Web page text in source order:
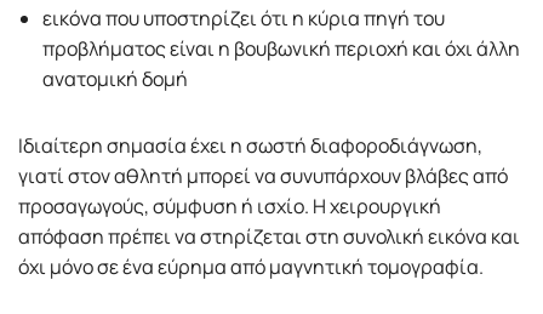
εικόνα που υποστηρίζει ότι η κύρια πηγή του
προβλήματος είναι η βουβωνική περιοχή και όχι άλλη
ανατομική δομή
Ιδιαίτερη σημασία έχει η σωστή διαφοροδιάγνωση,
γιατί στον αθλητή μπορεί να συνυπάρχουν βλάβες από
προσαγωγούς, σύμφυση ή ισχίο. Η χειρουργική
απόφαση πρέπει να στηρίζεται στη συνολική εικόνα και
όχι μόνο σε ένα εύρημα από μαγνητική τομογραφία.